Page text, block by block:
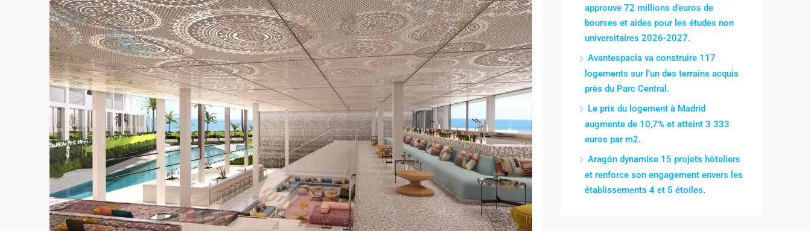
approuve 72 millions d’euros de
bourses et aides pour les études non
universitaires 2026-2027.
Avantespacia va construire 117
logements sur l’un des terrains acquis
près du Parc Central.
Le prix du logement à Madrid
augmente de 10,7% et atteint 3 333
euros par m2.
Aragón dynamise 15 projets hôteliers
et renforce son engagement envers les
établissements 4 et 5 étoiles.